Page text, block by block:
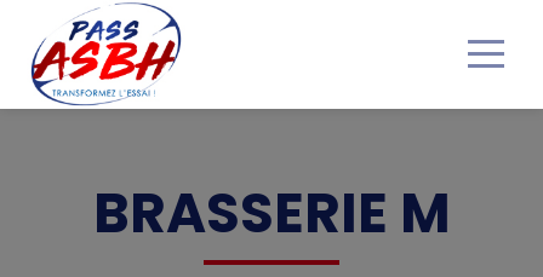
Nos bons Plans
Obtenir mon Pass ASBH
BRASSERIE M